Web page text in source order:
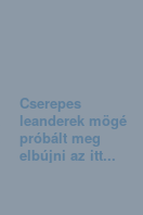
Cserepes
leanderek mögé
próbált meg
elbújni az itt...